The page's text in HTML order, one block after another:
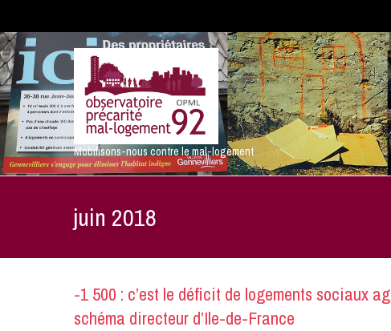
Mobilisons-nous contre le mal-logement
juin 2018
-1 500 : c’est le déficit de logements sociaux
schéma directeur d’Ile-de-France